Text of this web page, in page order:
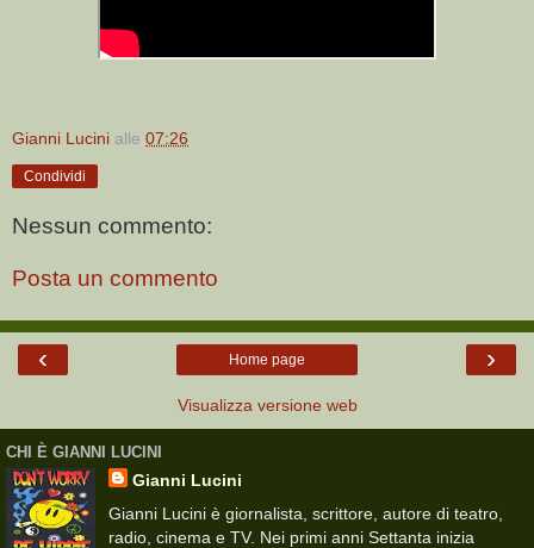
Gianni Lucini alle 07:26
Condividi
Nessun commento:
Posta un commento
‹ ›
Home page
Visualizza versione web
CHI È GIANNI LUCINI
Gianni Lucini
Gianni Lucini è giornalista, scrittore, autore di teatro,
radio, cinema e TV. Nei primi anni Settanta inizia